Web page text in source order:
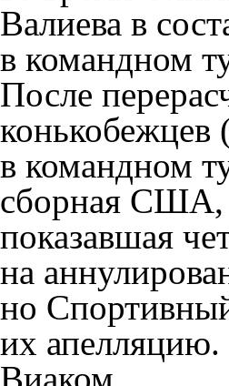
Валиева в
в командном
После
конькобежцев
в командном
сборная США,
показавшая
на
но
их апелляцию.